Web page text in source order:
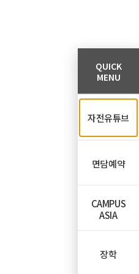
QUICK
MENU
자전유튜브
면담예약
CAMPUS
ASIA
장학